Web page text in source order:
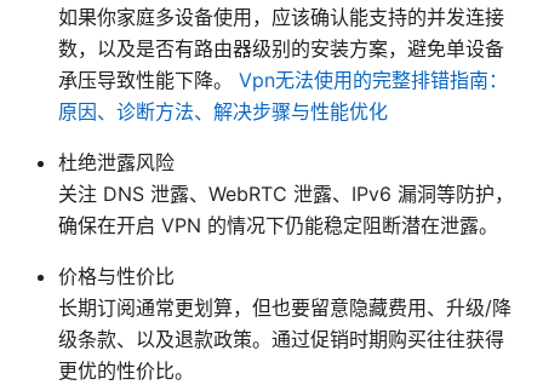
如果你家庭多设备使用，应该确认能支持的并发连接
数，以及是否有路由器级别的安装方案，避免单设备
承压导致性能下降。 Vpn无法使用的完整排错指南：
原因、诊断方法、解决步骤与性能优化
杜绝泄露风险
关注 DNS 泄露、WebRTC 泄露、IPv6 漏洞等防护，
确保在开启 VPN 的情况下仍能稳定阻断潜在泄露。
价格与性价比
长期订阅通常更划算，但也要留意隐藏费用、升级/降
级条款、以及退款政策。通过促销时期购买往往获得
更优的性价比。